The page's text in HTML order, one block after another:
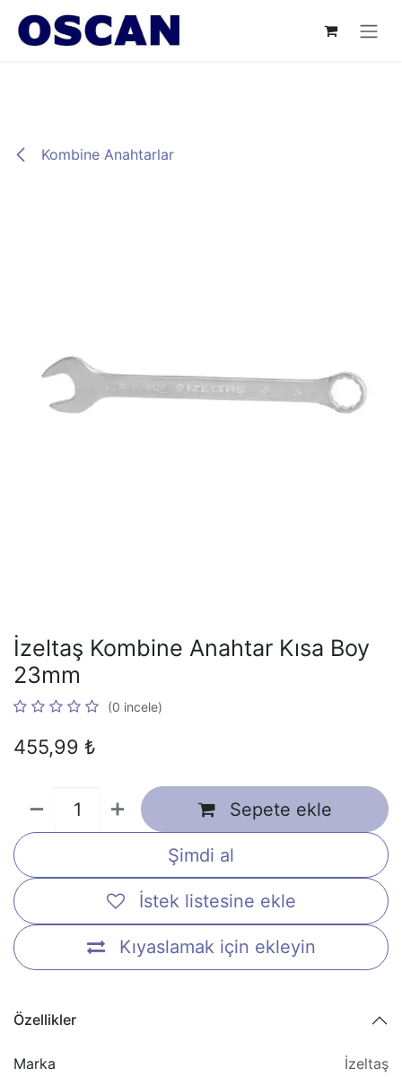
İçereği Atla
Kombine Anahtarlar
İzeltaş Kombine Anahtar Kısa Boy
23mm
(0 incele)
455,99 ₺
Sepete ekle
Şimdi al
Kıyaslamak için ekleyin
İstek listesine ekle
Özellikler
Marka İzeltaş